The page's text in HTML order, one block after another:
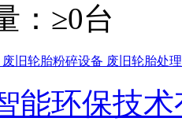
： ≥0台
旧轮胎粉碎设备 废旧轮胎处
能环保技